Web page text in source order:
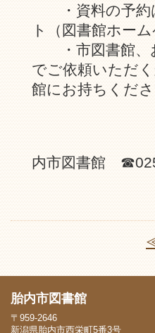
・資料の予約
ト（図書館ホー
・市図書館、
でご依頼いただ
館にお持ちくださ
内市図書館
胎内市図書館
〒959-2646
新潟県胎内市西栄町5番3号